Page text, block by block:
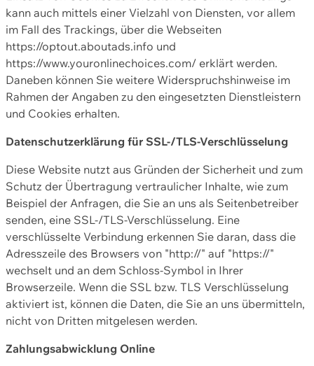
kann auch mittels einer Vielzahl von Diensten, vor allem
im Fall des Trackings, über die Webseiten
https://optout.aboutads.info und
https://www.youronlinechoices.com/ erklärt werden.
Daneben können Sie weitere Widerspruchshinweise im
Rahmen der Angaben zu den eingesetzten Dienstleistern
und Cookies erhalten.
Datenschutzerklärung für SSL-/TLS-Verschlüsselung
Diese Website nutzt aus Gründen der Sicherheit und zum
Schutz der Übertragung vertraulicher Inhalte, wie zum
Beispiel der Anfragen, die Sie an uns als Seitenbetreiber
senden, eine SSL-/TLS-Verschlüsselung. Eine
verschlüsselte Verbindung erkennen Sie daran, dass die
Adresszeile des Browsers von "http://" auf "https://"
wechselt und an dem Schloss-Symbol in Ihrer
Browserzeile. Wenn die SSL bzw. TLS Verschlüsselung
aktiviert ist, können die Daten, die Sie an uns übermitteln,
nicht von Dritten mitgelesen werden.
Zahlungsabwicklung Online